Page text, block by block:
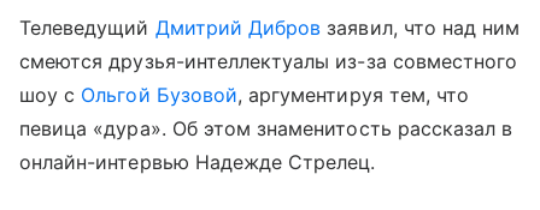
Телеведущий Дмитрий Дибров заявил, что над ним
смеются друзья-интеллектуалы из-за совместного
шоу с Ольгой Бузовой, аргументируя тем, что
певица «дура». Об этом знаменитость рассказал в
онлайн-интервью Надежде Стрелец.